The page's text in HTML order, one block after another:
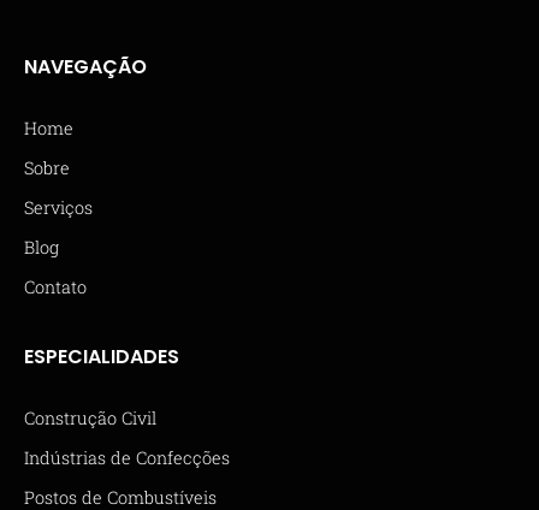
NAVEGAÇÃO
Home
Sobre
Serviços
Blog
Contato
ESPECIALIDADES
Construção Civil
Indústrias de Confecções
Postos de Combustíveis